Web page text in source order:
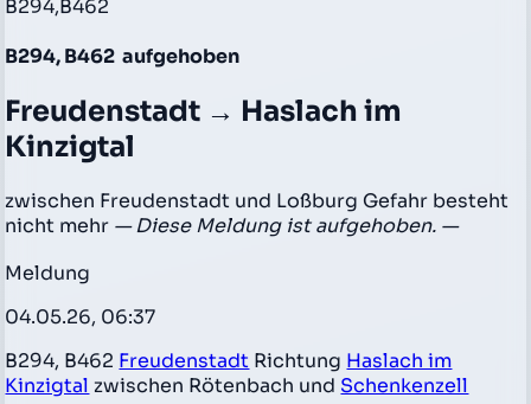
B294,B462
B294, B462 aufgehoben
Freudenstadt → Haslach im
Kinzigtal
zwischen Freudenstadt und Loßburg Gefahr besteht
nicht mehr — Diese Meldung ist aufgehoben. —
Meldung
04.05.26, 06:37
B294, B462 Freudenstadt Richtung Haslach im
Kinzigtal zwischen Rötenbach und Schenkenzell